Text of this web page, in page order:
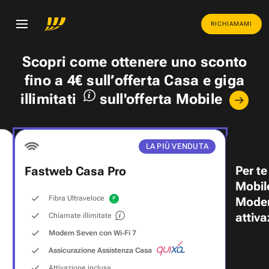
RICHIAMAMI
Scopri come ottenere uno sconto
fino a 4€ sull’offerta Casa egiga
illimitati
sull'offerta Mobile
LA PIÙ VENDUTA
Fastweb Casa Pro
Fibra Ultraveloce
Chiamate illimitate
Modem Seven con Wi‑Fi 7
Assicurazione Assistenza Casa
Per